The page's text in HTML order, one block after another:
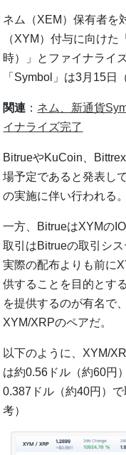
ネム（XEM）保有者を
（XYM）付与に向けた
時）」とファイナライ
「Symbol」は3月15日
関連 ： ネム、新通貨
イナライズ完了
BitrueやKuCoin、
場予定であると発表し
の実施に伴い行われる。
一方、BitrueはXYMの
取引はBitrueの取引シ
実際の配布よりも前に
供することを目的とす
を提供するのが有名で
XYM/XRPのペアだ。
以下のように、XYM/
は約0.56ドル（約60円
0.387ドル（約40円）
考）